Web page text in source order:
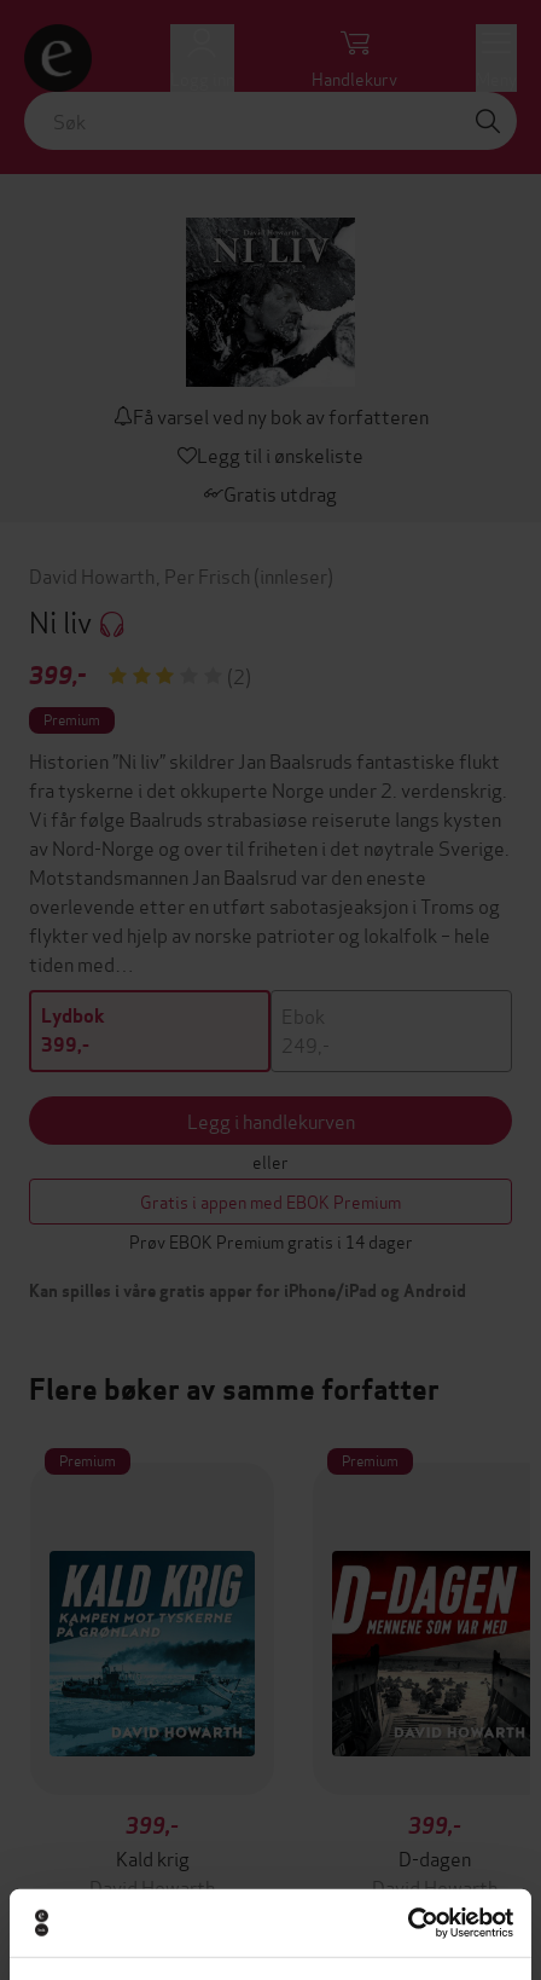
Handlekurv
Få varsel ved ny bok av forfatteren
Legg til i ønskeliste
Gratis utdrag
David Howarth Per Frisch (innleser)
Ni liv
399,- (2)
Premium
Historien ”Ni liv” skildrer Jan Baalsruds fantastiske flukt
fra tyskerne i det okkuperte Norge under 2. verdenskrig.
Vi får følge Baalruds strabasiøse reiserute langs kysten
av Nord-Norge og over til friheten i det nøytrale Sverige.
Motstandsmannen Jan Baalsrud var den eneste
overlevende etter en utført sabotasjeaksjon i Troms og
flykter ved hjelp av norske patrioter og lokalfolk – hele
tiden med…
Lydbok
399,-
Ebok
249,-
Legg i handlekurven
eller
Gratis i appen med EBOK Premium
Prøv EBOK Premium gratis i 14 dager
Kan spilles i våre gratis apper for iPhone/iPad og Android
Flere bøker av samme forfatter
Premium
399,-
Kald krig
David Howarth
Premium
399,-
D-dagen
David Howarth
LYDBOK